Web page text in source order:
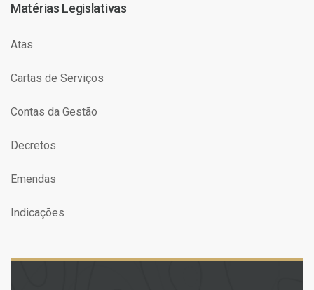
Matérias Legislativas
Atas
Cartas de Serviços
Contas da Gestão
Decretos
Emendas
Indicações